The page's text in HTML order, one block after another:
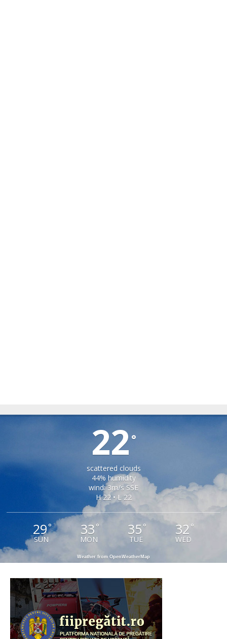
22 °
scattered clouds
44% humidity
wind: 3m/s SSE
H 22 • L 22
29°
SUN
33 °
MON
35 °
TUE
32 °
WED
Weather from OpenWeatherMap